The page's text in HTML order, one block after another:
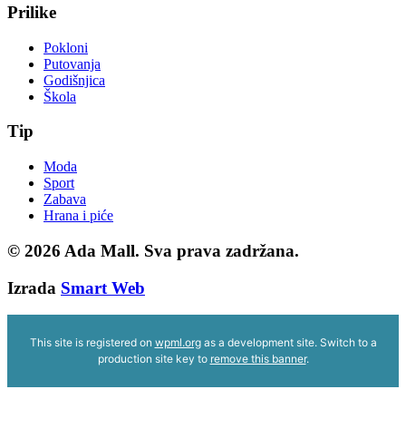
Prilike
Pokloni
Putovanja
Godišnjica
Škola
Tip
Moda
Sport
Zabava
Hrana i piće
© 2026 Ada Mall. Sva prava zadržana.
Izrada Smart Web
This site is registered on wpml.orgas a development site. Switch to a
production site key to remove this banner.